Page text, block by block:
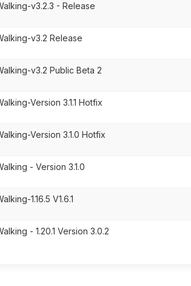
v3.2.3 - Release
v3.2 Release
v3.2 Public Beta 2
Version 3.1.1 Hotfix
Version 3.1.0 Hotfix
- Version 3.1.0
1.16.5 V1.6.1
- 1.20.1 Version 3.0.2